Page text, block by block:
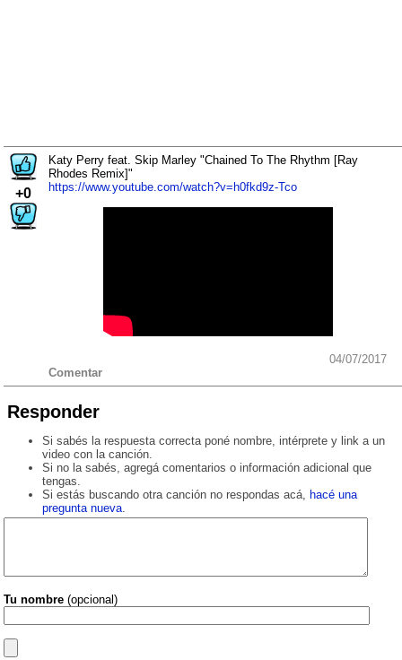
+0
Katy Perry feat. Skip Marley "Chained To The Rhythm [Ray
Rhodes Remix]"
https://www.youtube.com/watch?v=h0fkd9z-Tco
04/07/2017
Comentar
Responder
Si sabés la respuesta correcta poné nombre, intérprete y link a un
video con la canción.
Si no la sabés, agregá comentarios o información adicional que
tengas.
Si estás buscando otra canción no respondas acá, hacé una
pregunta nueva.
Tu nombre (opcional)